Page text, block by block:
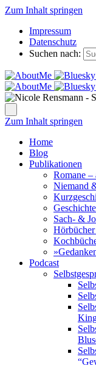
Zum Inhalt springen
Impressum
Datenschutz
Suchen nach:
Zum Inhalt springen
Home
Blog
Publikationen
Romane –
Niemand
Sach- &
Hörbücher
Podcast